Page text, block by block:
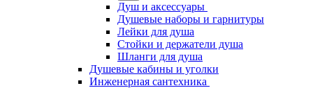
Душ и аксессуары
Душевые наборы и гарнитуры
Лейки для душа
Стойки и держатели душа
Шланги для душа
Душевые кабины и уголки
Инженерная сантехника